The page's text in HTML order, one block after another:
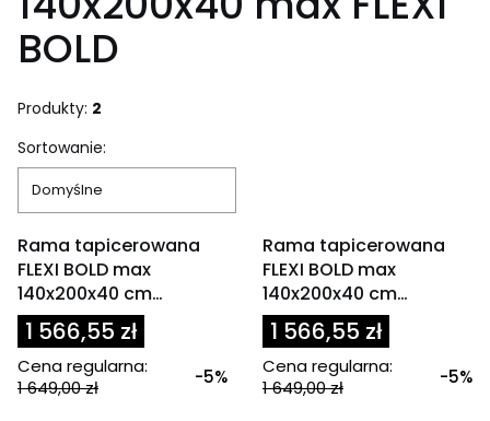
BOLD
Produkty: 2
Lista produktów
Sortowanie:
Domyślne
Rama tapicerowana
FLEXI BOLD max
140x200x40 cm
granatowa
1 566,55 zł
Cena regularna:
1 649,00 zł
-5%
Rama tapicerowana
FLEXI BOLD max
140x200x40 cm
oliwkowa / zielona
1 566,55 zł
Cena regularna:
1 649,00 zł
-5%